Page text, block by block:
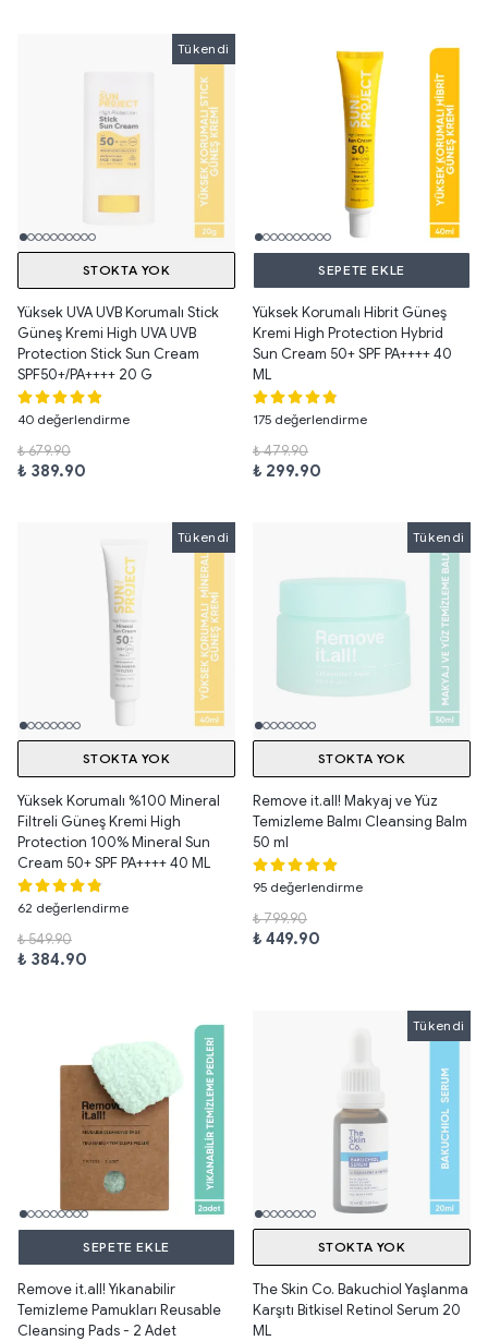
Tükendi Tükendi
STOKTA YOK
Yüksek UVA UVB Korumalı Stick
Güneş Kremi High UVA UVB
Protection Stick Sun Cream
SPF50+/PA++++ 20 G
40 değerlendirme
₺ 679.90
₺ 389.90
SEPETE EKLE
Yüksek Korumalı Hibrit Güneş
Kremi High Protection Hybrid
Sun Cream 50+ SPF PA++++ 40
ML
175 değerlendirme
₺ 479.90
₺ 299.90
Tükendi Tükendi
STOKTA YOK
Yüksek Korumalı %100 Mineral
Filtreli Güneş Kremi High
Protection 100% Mineral Sun
Cream 50+ SPF PA++++ 40 ML
62 değerlendirme
₺ 549.90
₺ 384.90
Tükendi
STOKTA YOK
Remove it.all! Makyaj ve Yüz
Temizleme Balmı Cleansing Balm
50 ml
95 değerlendirme
₺ 799.90
₺ 449.90
SEPETE EKLE
Remove it.all! Yıkanabilir
Temizleme Pamukları Reusable
Cleansing Pads - 2 Adet
Tükendi
STOKTA YOK
The Skin Co. Bakuchiol Yaşlanma
Karşıtı Bitkisel Retinol Serum 20
ML